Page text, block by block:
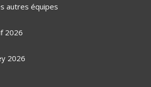
autres équipes
2026
2026